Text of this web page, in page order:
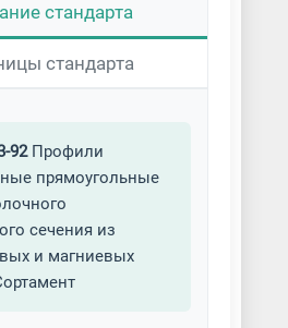
стандарта
стандарта
92Профили
прямоугольные
сечения из
и магниевых